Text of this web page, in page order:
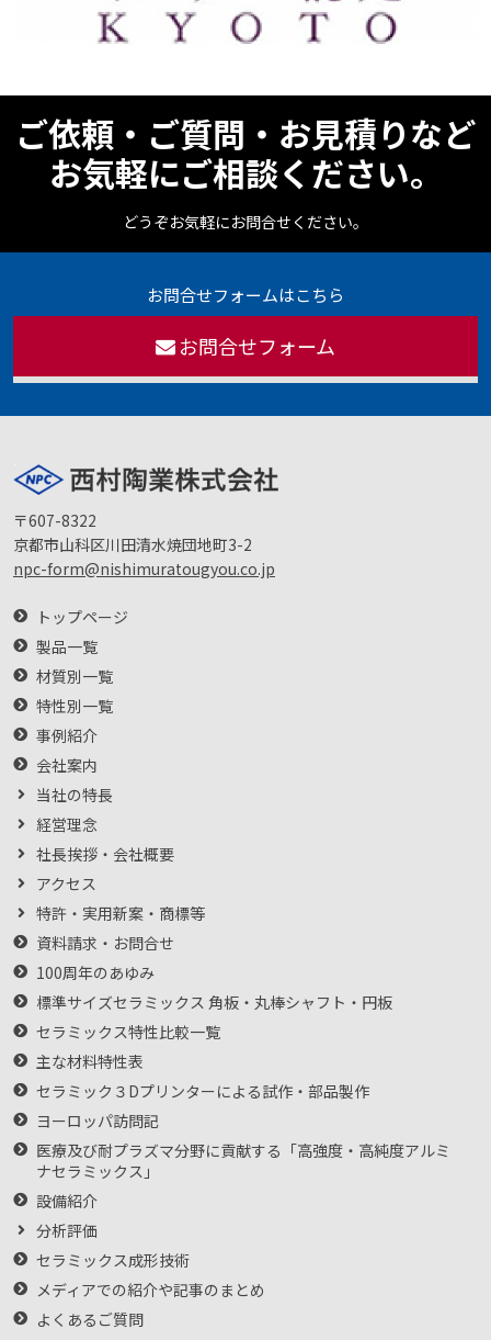
ご依頼・ご質問・お見積りなど
お気軽にご相談ください。
どうぞお気軽にお問合せください。
お問合せフォームはこちら
お問合せフォーム
〒607-8322
京都市山科区川田清水焼団地町3-2
npc-form@nishimuratougyou.co.jp
トップページ
製品一覧
材質別一覧
特性別一覧
事例紹介
会社案内
当社の特長
経営理念
社長挨拶・会社概要
アクセス
特許・実用新案・商標等
資料請求・お問合せ
100周年のあゆみ
標準サイズセラミックス 角板・丸棒シャフト・円板
セラミックス特性比較一覧
主な材料特性表
セラミック３Dプリンターによる試作・部品製作
ヨーロッパ訪問記
医療及び耐プラズマ分野に貢献する「高強度・高純度アルミ
ナセラミックス」
設備紹介
分析評価
セラミックス成形技術
メディアでの紹介や記事のまとめ
よくあるご質問